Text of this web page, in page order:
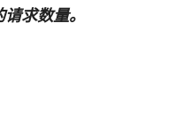
求数量。